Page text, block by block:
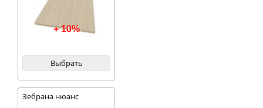
+ 10%
Выбрать
Зебрана нюанс